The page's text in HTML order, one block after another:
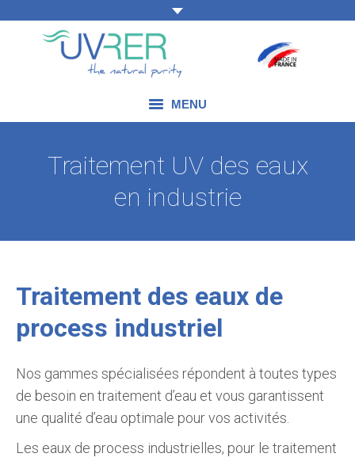
MENU
NOUS CONTACTER
Traitement UV des eaux
en industrie
Traitement des eaux de
process industriel
Nos gammes spécialisées répondent à toutes types
de besoin en traitement d’eau et vous garantissent
une qualité d’eau optimale pour vos activités.
Les eaux de process industrielles, pour le traitement